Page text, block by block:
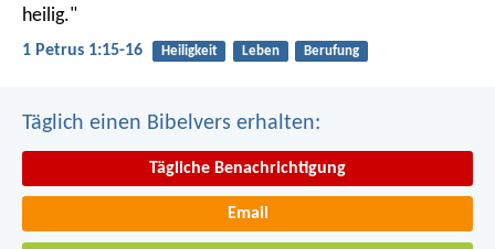
heilig."
1 Petrus 1:15-16 Heiligkeit Leben Berufung
Täglich einen Bibelvers erhalten:
Tägliche Benachrichtigung
Email